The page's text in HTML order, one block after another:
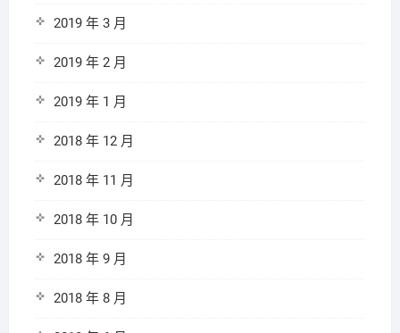
2019 年 3 月
2019 年 2 月
2019 年 1 月
2018 年 12 月
2018 年 11 月
2018 年 10 月
2018 年 9 月
2018 年 8 月